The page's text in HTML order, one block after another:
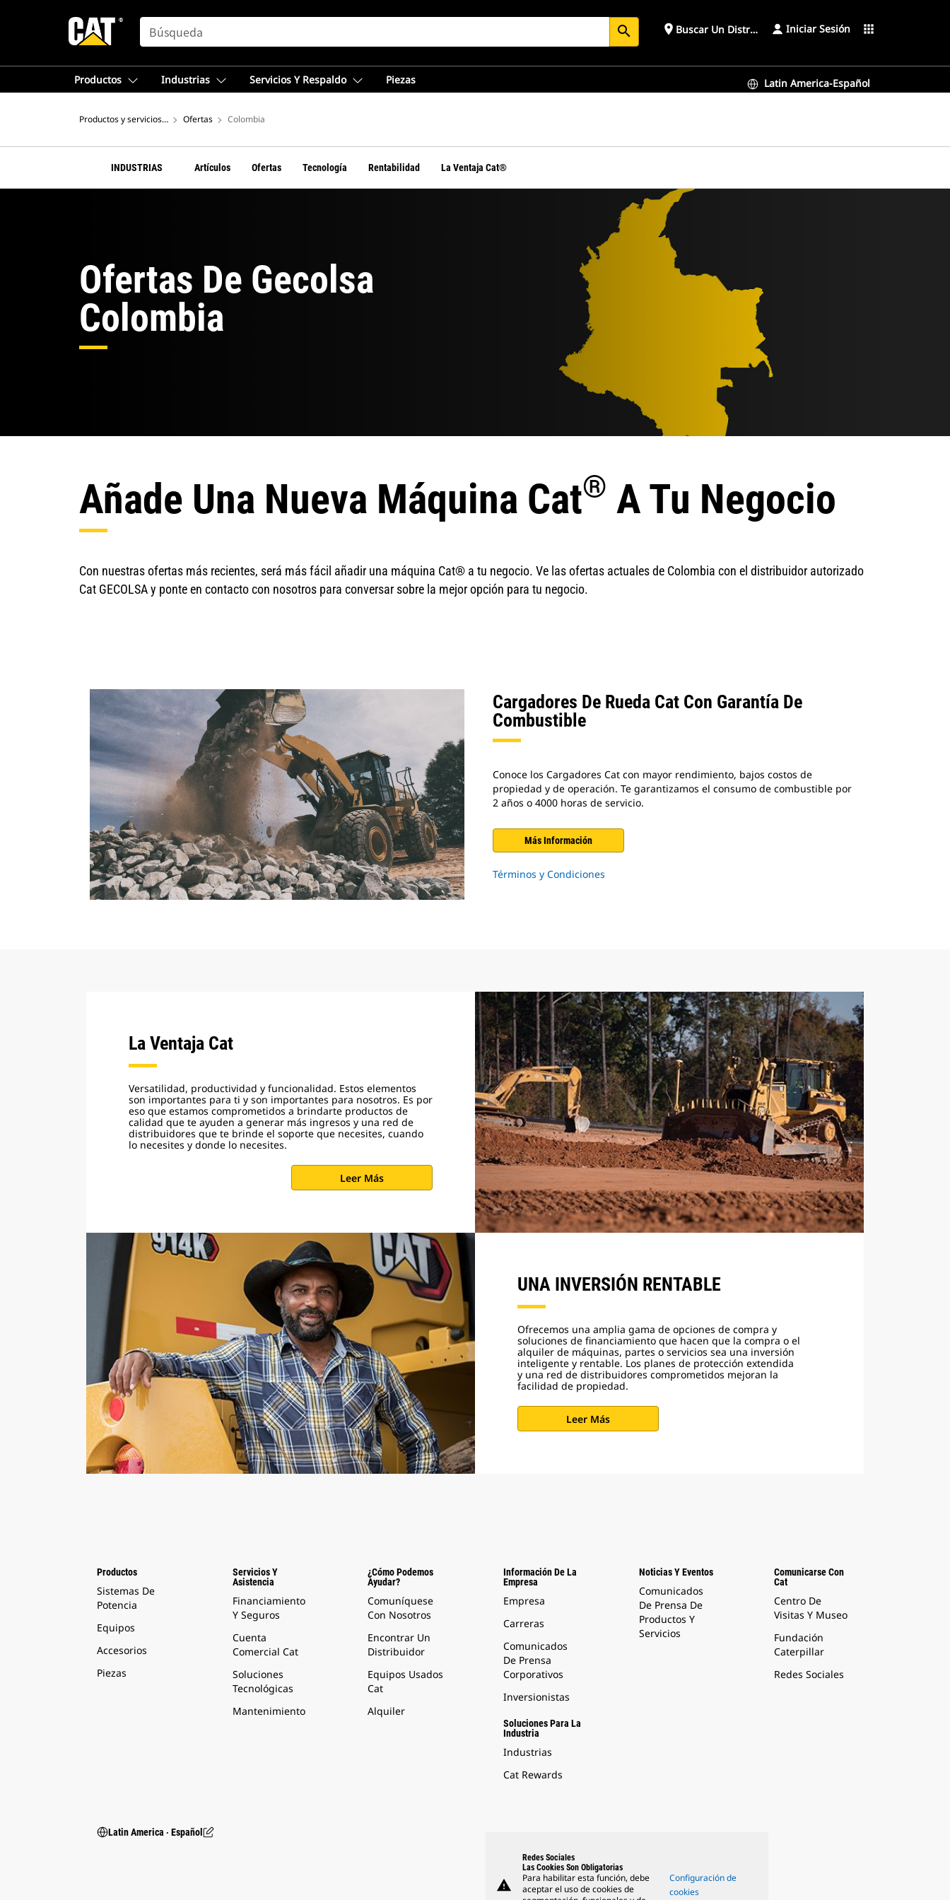
SEARCH search place Buscar Un Distribuidor Iniciar Sesión apps
Productos Industrias Servicios Y Respaldo Piezas Latin America-Español
Productos y servicios – Norteamérica
Ofertas Colombia
INDUSTRIAS Artículos Ofertas Tecnología Rentabilidad La Ventaja Cat®
Ofertas De Gecolsa
Colombia
Añade Una Nueva Máquina Cat® A Tu Negocio
Con nuestras ofertas más recientes, será más fácil añadir una máquina Cat® a tu negocio. Ve las ofertas actuales de Colombia con el distribuidor autorizado
Cat GECOLSA y ponte en contacto con nosotros para conversar sobre la mejor opción para tu negocio.
Cargadores De Rueda Cat Con Garantía De
Combustible
Conoce los Cargadores Cat con mayor rendimiento, bajos costos de
propiedad y de operación. Te garantizamos el consumo de combustible por
2 años o 4000 horas de servicio.
Más Información
Términos y Condiciones
La Ventaja Cat
Versatilidad, productividad y funcionalidad. Estos elementos
son importantes para ti y son importantes para nosotros. Es por
eso que estamos comprometidos a brindarte productos de
calidad que te ayuden a generar más ingresos y una red de
distribuidores que te brinde el soporte que necesites, cuando
lo necesites y donde lo necesites.
Leer Más
UNA INVERSIÓN RENTABLE
Ofrecemos una amplia gama de opciones de compra y
soluciones de financiamiento que hacen que la compra o el
alquiler de máquinas, partes o servicios sea una inversión
inteligente y rentable. Los planes de protección extendida
y una red de distribuidores comprometidos mejoran la
facilidad de propiedad.
Leer Más
Productos
Sistemas De
Potencia
Equipos
Accesorios
Piezas
Servicios Y
Asistencia
Financiamiento
Y Seguros
Cuenta
Comercial Cat
Soluciones
Tecnológicas
Mantenimiento
¿Cómo Podemos
Ayudar?
Comuníquese
Con Nosotros
Encontrar Un
Distribuidor
Equipos Usados
Cat
Alquiler
Información De La
Empresa
Empresa
Carreras
Comunicados
De Prensa
Corporativos
Inversionistas
Soluciones Para La
Industria
Industrias
Cat Rewards
Noticias Y Eventos
Comunicados
De Prensa De
Productos Y
Servicios
Comunicarse Con
Cat
Centro De
Visitas Y Museo
Fundación
Caterpillar
Redes Sociales
Latin America ‧ Español
warning
Redes Sociales
Las Cookies Son Obligatorias
Para habilitar esta función, debe
aceptar el uso de cookies de
Configuración de
cookies